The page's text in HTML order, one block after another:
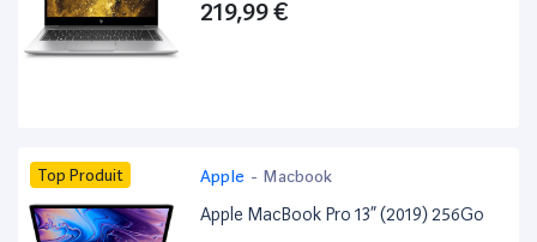
219,99 €
Top Produit Apple - Macbook
Apple MacBook Pro 13” (2019) 256Go